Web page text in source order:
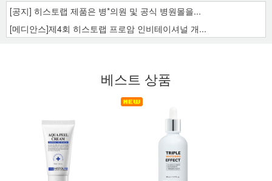
[공지] 히스토랩 제품은 병*의원 및 공식 병원몰을...
[메디안스]제4회 히스토랩 프로암 인비테이셔널 개...
베스트 상품